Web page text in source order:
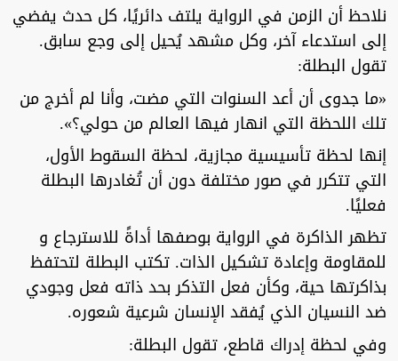
نلاحظ أن الزمن في الرواية يلتف دائريًا، كل حدث يفضي
إلى استدعاء آخر، وكل مشهد يُحيل إلى وجع سابق.
تقول البطلة:
«ما جدوى أن أعد السنوات التي مضت، وأنا لم أخرج من
تلك اللحظة التي انهار فيها العالم من حولي؟».
إنها لحظة تأسيسية مجازية، لحظة السقوط الأول،
التي تتكرر في صور مختلفة دون أن تُغادرها البطلة
فعليًا.
تظهر الذاكرة في الرواية بوصفها أداةً للاسترجاع و
للمقاومة وإعادة تشكيل الذات. تكتب البطلة لتحتفظ
بذاكرتها حية، وكأن فعل التذكر بحد ذاته فعل وجودي
ضد النسيان الذي يُفقد الإنسان شرعية شعوره.
وفي لحظة إدراك قاطع، تقول البطلة: